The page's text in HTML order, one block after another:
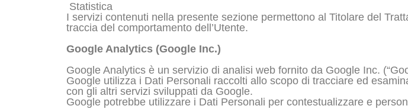
Statistica
I servizi contenuti nella presente sezione permettono al Titolare del
traccia del comportamento dell’Utente.
Google Analytics (Google Inc.)
Google Analytics è un servizio di analisi web fornito da Google Inc.
Google utilizza i Dati Personali raccolti allo scopo di tracciare ed
con gli altri servizi sviluppati da Google.
Google potrebbe utilizzare i Dati Personali per contestualizzare e